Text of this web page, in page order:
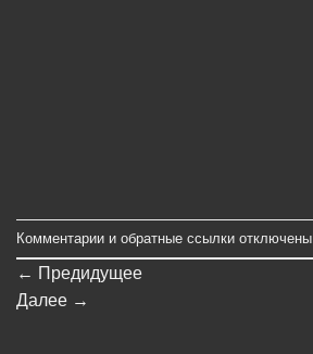
Комментарии и обратные ссылки отключены.
← Предидущее
Далее →